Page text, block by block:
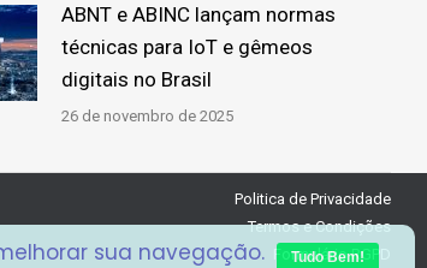
ABNT e ABINC lançam normas
técnicas para IoT e gêmeos
digitais no Brasil
26 de novembro de 2025
Politica de Privacidade
Termos e Condições
Formulário RGPD
sua navegação. Tudo Bem!